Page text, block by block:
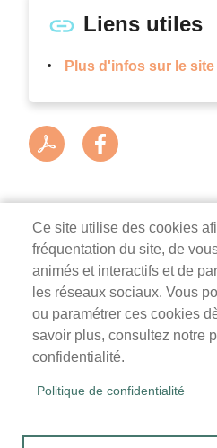
Liens utiles
Plus d'infos sur le
Ce site utilise des cookies
fréquentation du site, de
animés et interactifs et de
les réseaux sociaux. Vous
ou paramétrer ces cookies
savoir plus, consultez notre
confidentialité.
Politique de confidentialité
Mairie de Survilliers
3 rue de la Liberté
95470 Survilliers
Tél. 01 34 68 26 00
mercredi, samedi : 9h-12h
Menu
Accueil